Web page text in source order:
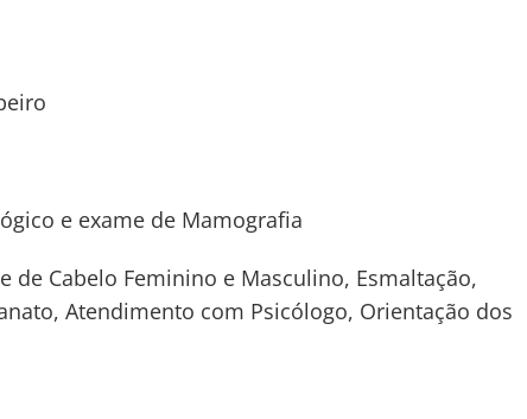
e exame de Mamografia
de Cabelo Feminino e Masculino, Esmaltação,
Atendimento com Psicólogo, Orientação dos